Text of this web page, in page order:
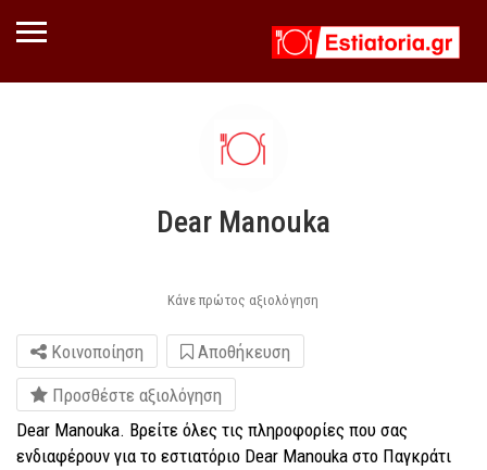
Dear Manouka
Κάνε πρώτος αξιολόγηση
Κοινοποίηση
Αποθήκευση
Προσθέστε αξιολόγηση
Dear Manouka. Βρείτε όλες τις πληροφορίες που σας
ενδιαφέρουν για το εστιατόριο Dear Manouka στο Παγκράτι